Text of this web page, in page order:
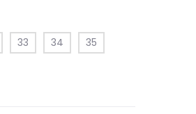
33 34 35